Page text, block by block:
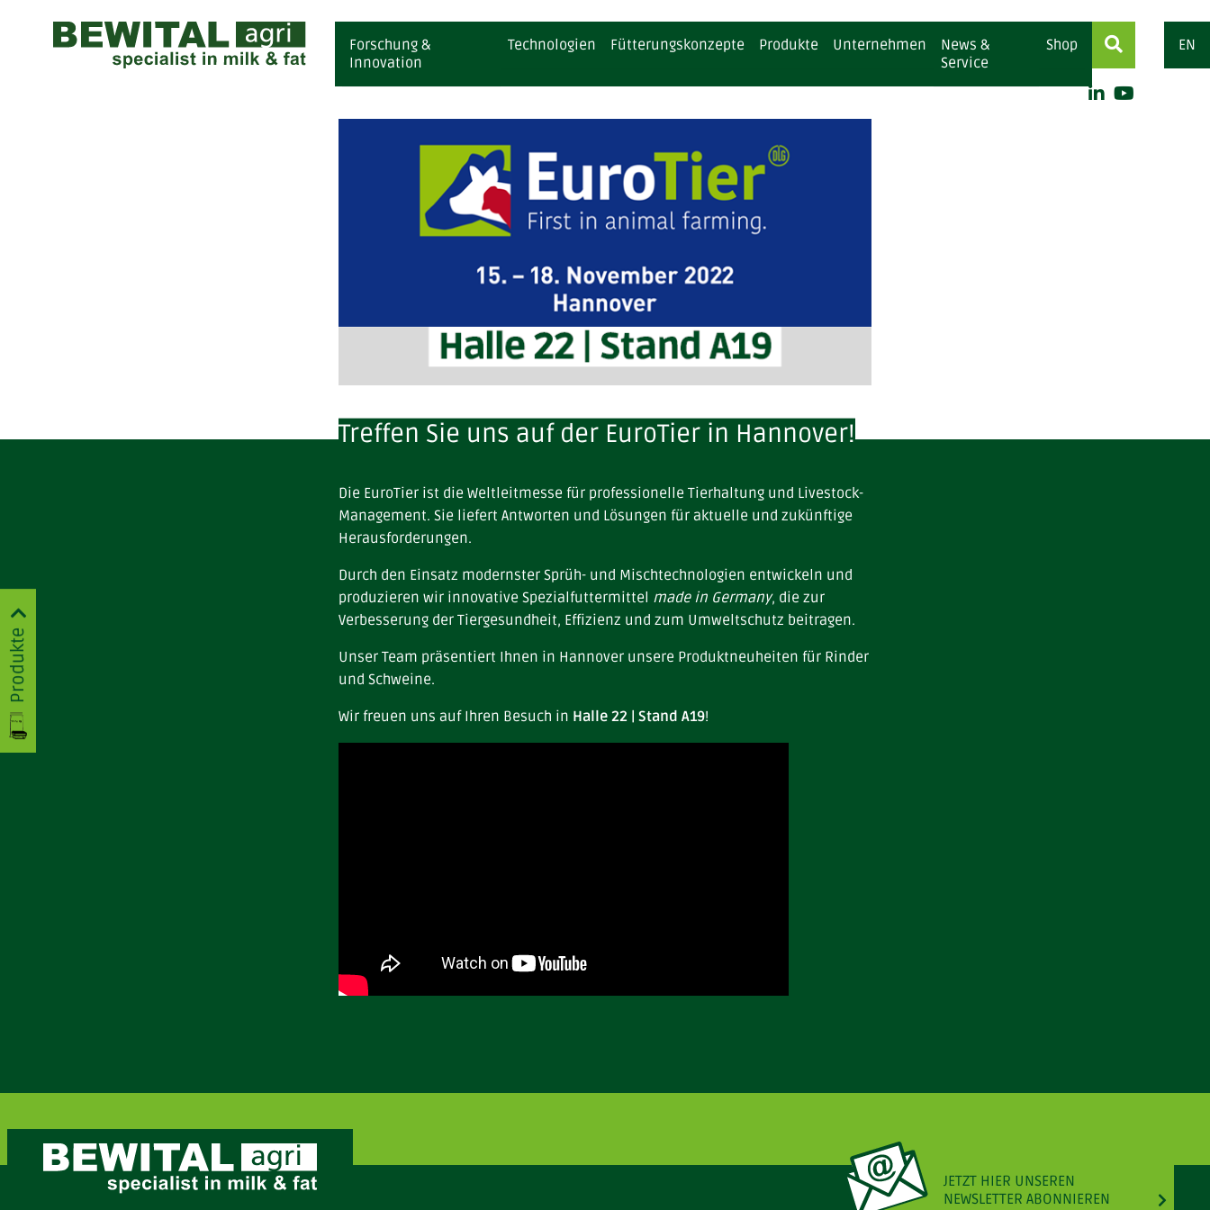
Forschung &
Innovation
Technologien Fütterungskonzepte
Stoffwechsel
Verdauung
Für Schweine
Für Geflügel
Für Aquakulturen
Für Schweine
Für Geflügel
Für Aquakulturen
Produkte
BEWI-SAN GREEN | Diät-/Ergänzungsfuttermittel (Bio)
BEWI-MILK® | Milchaustauscher
BEWI-SPRAY® | Pansengeschützte Fettpulver / Konzentrate
BEWI-LACTO+® | Farm Packs
Unternehmen
News &
Service
Shop EN
Treffen Sie uns auf der EuroTier in Hannover!
Die EuroTier ist die Weltleitmesse für professionelle Tierhaltung und Livestock-
Management. Sie liefert Antworten und Lösungen für aktuelle und zukünftige
Herausforderungen.
Durch den Einsatz modernster Sprüh- und Mischtechnologien entwickeln und
produzieren wir innovative Spezialfuttermittel made in Germany, die zur
Verbesserung der Tiergesundheit, Effizienz und zum Umweltschutz beitragen.
Unser Team präsentiert Ihnen in Hannover unsere Produktneuheiten für Rinder
und Schweine.
Wir freuen uns auf Ihren Besuch in Halle 22 | Stand A19!
Produkte
JETZT HIER UNSEREN
NEWSLETTER ABONNIEREN